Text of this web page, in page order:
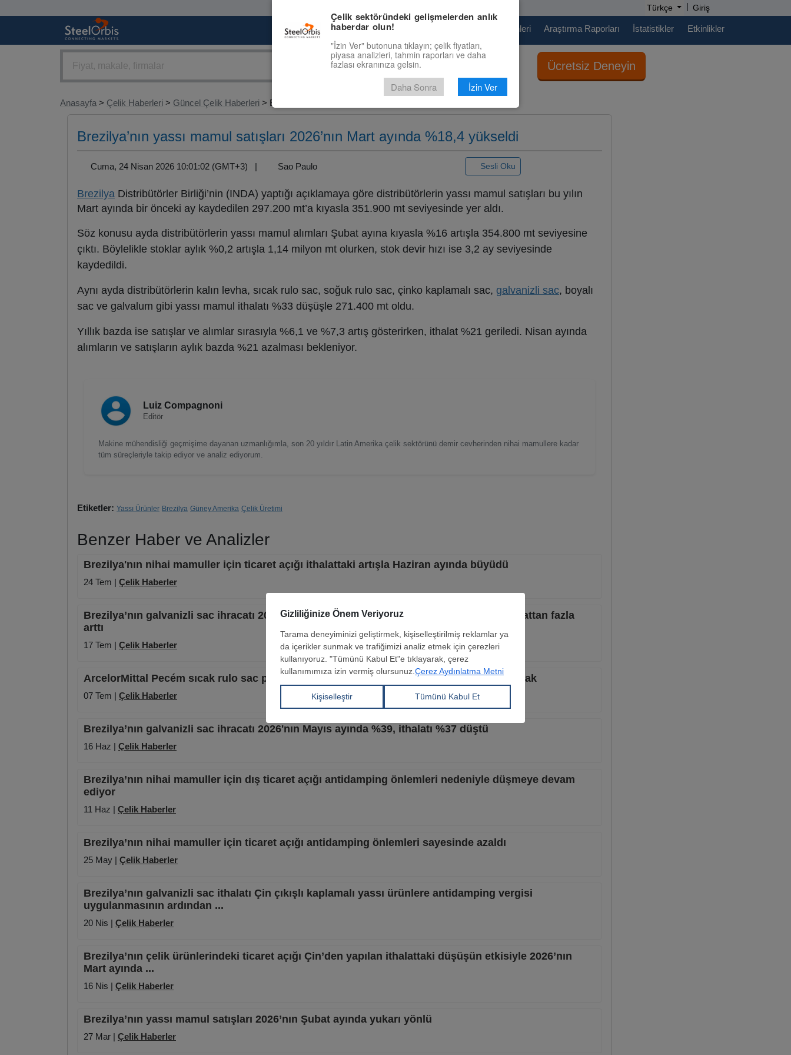
Türkçe | Giriş
Pazaryeri Fiyat Tahminleri Araştırma Raporları İstatistikler Etkinlikler
Ücretsiz Deneyin
Anasayfa > Çelik Haberleri > Güncel Çelik Haberleri > Brezilya’nın...
Brezilya’nın yassı mamul satışları 2026’nın Mart ayında %18,4 yükseldi
Cuma, 24 Nisan 2026 10:01:02 (GMT+3) | Sao Paulo Sesli Oku
Brezilya Distribütörler Birliği’nin (INDA) yaptığı açıklamaya göre distribütörlerin yassı mamul satışları bu yılın
Mart ayında bir önceki ay kaydedilen 297.200 mt’a kıyasla 351.900 mt seviyesinde yer aldı.
Söz konusu ayda distribütörlerin yassı mamul alımları Şubat ayına kıyasla %16 artışla 354.800 mt seviyesine
çıktı. Böylelikle stoklar aylık %0,2 artışla 1,14 milyon mt olurken, stok devir hızı ise 3,2 ay seviyesinde
kaydedildi.
Aynı ayda distribütörlerin kalın levha, sıcak rulo sac, soğuk rulo sac, çinko kaplamalı sac, galvanizli sac, boyalı
sac ve galvalum gibi yassı mamul ithalatı %33 düşüşle 271.400 mt oldu.
Yıllık bazda ise satışlar ve alımlar sırasıyla %6,1 ve %7,3 artış gösterirken, ithalat %21 geriledi. Nisan ayında
alımların ve satışların aylık bazda %21 azalması bekleniyor.
Luiz Compagnoni
Editör
Makine mühendisliği geçmişime dayanan uzmanlığımla, son 20 yıldır Latin Amerika çelik sektörünü demir cevherinden nihai mamullere kadar
tüm süreçleriyle takip ediyor ve analiz ediyorum.
Etiketler: Yassı Ürünler Brezilya Güney Amerika Çelik Üretimi
Benzer Haber ve Analizler
Brezilya'nın nihai mamuller için ticaret açığı ithalattaki artışla Haziran ayında büyüdü
24 Tem | Çelik Haberler
Brezilya’nın galvanizli sac ihracatı 2026’nın Haziran ayında %20 azalırken, ithalatı dört kattan fazla
arttı
17 Tem | Çelik Haberler
ArcelorMittal Pecém sıcak rulo sac projesine 6,8 milyon $’lık mühendislik yatırımı yapacak
07 Tem | Çelik Haberler
Brezilya’nın galvanizli sac ihracatı 2026'nın Mayıs ayında %39, ithalatı %37 düştü
16 Haz | Çelik Haberler
Brezilya’nın nihai mamuller için dış ticaret açığı antidamping önlemleri nedeniyle düşmeye devam
ediyor
11 Haz | Çelik Haberler
Brezilya’nın nihai mamuller için ticaret açığı antidamping önlemleri sayesinde azaldı
25 May | Çelik Haberler
Brezilya’nın galvanizli sac ithalatı Çin çıkışlı kaplamalı yassı ürünlere antidamping vergisi
uygulanmasının ardından ...
20 Nis | Çelik Haberler
Brezilya’nın çelik ürünlerindeki ticaret açığı Çin’den yapılan ithalattaki düşüşün etkisiyle 2026’nın
Mart ayında ...
16 Nis | Çelik Haberler
Brezilya’nın yassı mamul satışları 2026’nın Şubat ayında yukarı yönlü
27 Mar | Çelik Haberler
Çelik sektöründeki gelişmelerden anlık
haberdar olun!
"İzin Ver" butonuna tıklayın; çelik fiyatları,
piyasa analizleri, tahmin raporları ve daha
fazlası ekranınıza gelsin.
Daha Sonra İzin Ver